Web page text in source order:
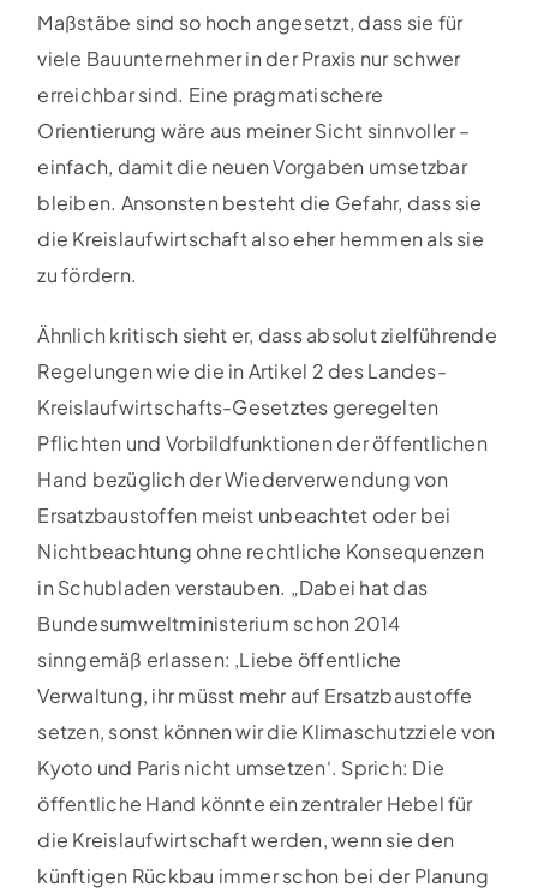
Maßstäbe sind so hoch angesetzt, dass sie für
viele Bauunternehmer in der Praxis nur schwer
erreichbar sind. Eine pragmatischere
Orientierung wäre aus meiner Sicht sinnvoller –
einfach, damit die neuen Vorgaben umsetzbar
bleiben. Ansonsten besteht die Gefahr, dass sie
die Kreislaufwirtschaft also eher hemmen als sie
zu fördern.
Ähnlich kritisch sieht er, dass absolut zielführende
Regelungen wie die in Artikel 2 des Landes-
Kreislaufwirtschafts-Gesetztes geregelten
Pflichten und Vorbildfunktionen der öffentlichen
Hand bezüglich der Wiederverwendung von
Ersatzbaustoffen meist unbeachtet oder bei
Nichtbeachtung ohne rechtliche Konsequenzen
in Schubladen verstauben. „Dabei hat das
Bundesumweltministerium schon 2014
sinngemäß erlassen: ‚Liebe öffentliche
Verwaltung, ihr müsst mehr auf Ersatzbaustoffe
setzen, sonst können wir die Klimaschutzziele von
Kyoto und Paris nicht umsetzen‘. Sprich: Die
öffentliche Hand könnte ein zentraler Hebel für
die Kreislaufwirtschaft werden, wenn sie den
künftigen Rückbau immer schon bei der Planung